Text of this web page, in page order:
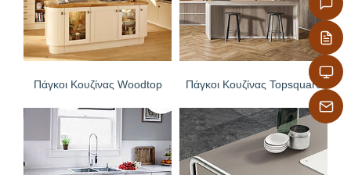
Πάγκοι Κουζίνας Woodtop Πάγκοι Κουζίνας Topsquare